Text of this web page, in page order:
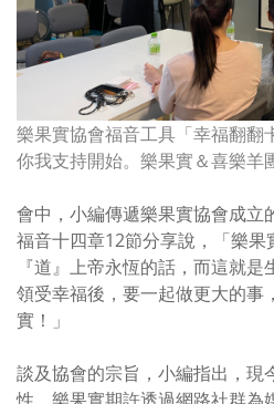
樂果實協會福音工具「幸福翻翻
你我支持開始。樂果實＆喜樂羊
會中，小編傳遞樂果實協會成立
福音十四章12節分享說，「樂果
『道』上帝永恆的話，而這就
領受幸福後，要一起做更大的事
實！」
談及協會的宗旨，小編指出，現